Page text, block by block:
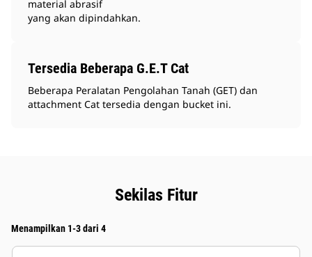
material abrasif
yang akan dipindahkan.
Tersedia Beberapa G.E.T Cat
Beberapa Peralatan Pengolahan Tanah (GET) dan
attachment Cat tersedia dengan bucket ini.
Sekilas Fitur
Menampilkan 1-3 dari 4